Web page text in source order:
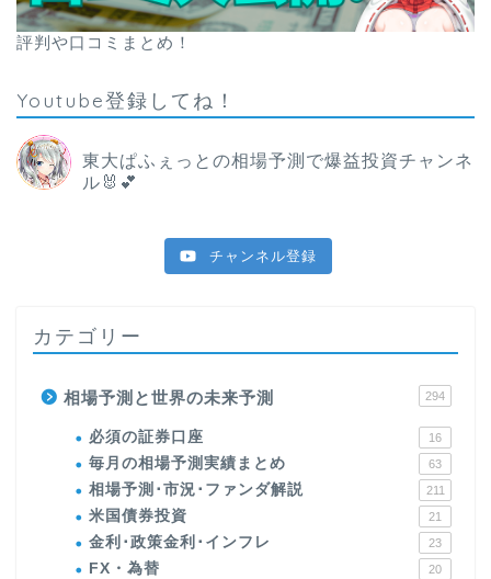
評判や口コミまとめ！
Youtube登録してね！
東大ぱふぇっとの相場予測で爆益投資チャンネ
ル🐰💕
チャンネル登録
カテゴリー
相場予測と世界の未来予測 294
必須の証券口座 16
毎月の相場予測実績まとめ 63
相場予測･市況･ファンダ解説 211
米国債券投資 21
金利･政策金利･インフレ 23
FX・為替 20